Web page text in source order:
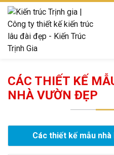
CÁC THIẾT KẾ
NHÀ VƯỜN ĐẸP
Các thiết kế mẫu